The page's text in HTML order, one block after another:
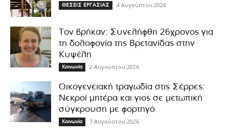
ΘΕΣΕΙΣ ΕΡΓΑΣΙΑΣ 4 Αυγούστου 2026
Τον βρήκαν: Συνελήφθη 26χρονος για
τη δολοφονία της Βρετανίδας στην
Κυψέλη
Κοινωνία 2 Αυγούστου 2026
Οικογενειακή τραγωδία στις Σέρρες:
Νεκροί μητέρα και γιος σε μετωπική
σύγκρουση με φορτηγό
Κοινωνία 7 Αυγούστου 2026